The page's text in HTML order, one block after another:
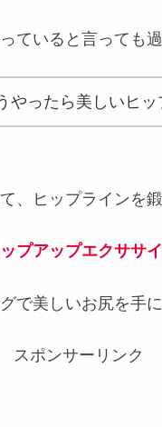
ていると言っても
やったら美しいヒ
、ヒップラインを
プアップエクササ
で美しいお尻を手
スポンサーリンク